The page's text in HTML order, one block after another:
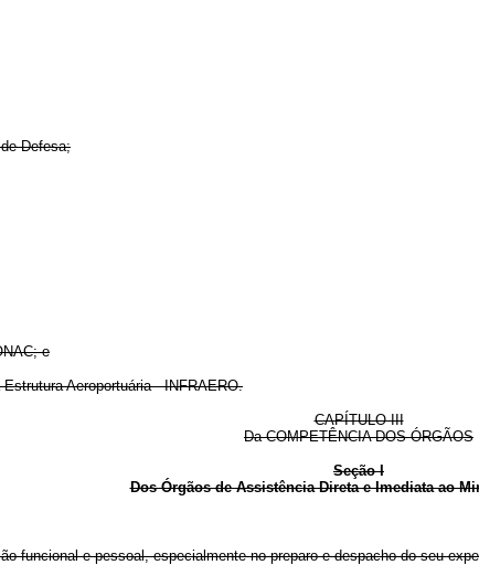
Defesa;
e
Aeroportuária - INFRAERO.
CAPÍTULO III
Da COMPETÊNCIA DOS ÓRGÃOS
Seção I
Dos Órgãos de Assistência Direta e Imediata ao
e pessoal, especialmente no preparo e despacho do seu